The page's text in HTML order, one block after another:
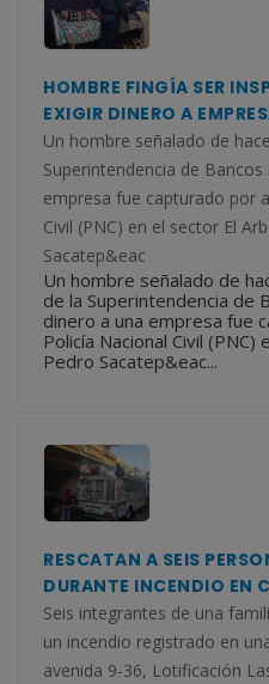
HOMBRE FINGÍA SER
EXIGIR DINERO A
Un hombre señalado de
Superintendencia de
empresa fue capturado por
Civil (PNC) en el sector El
Sacatep&eac
Un hombre señalado de
de la Superintendencia de
dinero a una empresa fue
Policía Nacional Civil
Pedro Sacatep&eac...
RESCATAN A SEIS
DURANTE INCENDIO EN
Seis integrantes de una
un incendio registrado en
avenida 9-36, Lotificación